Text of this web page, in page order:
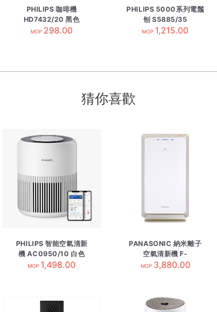
PHILIPS 咖啡機
HD7432/20 黑色
MOP 298.00
PHILIPS 5000系列電鬚
刨 S5885/35
MOP 1,215.00
猜你喜歡
PHILIPS 智能空氣清新
機 AC0950/10 白色
MOP 1,498.00
PANASONIC 納米離子
空氣清新機 F-
PXV55H/N金
MOP 3,880.00